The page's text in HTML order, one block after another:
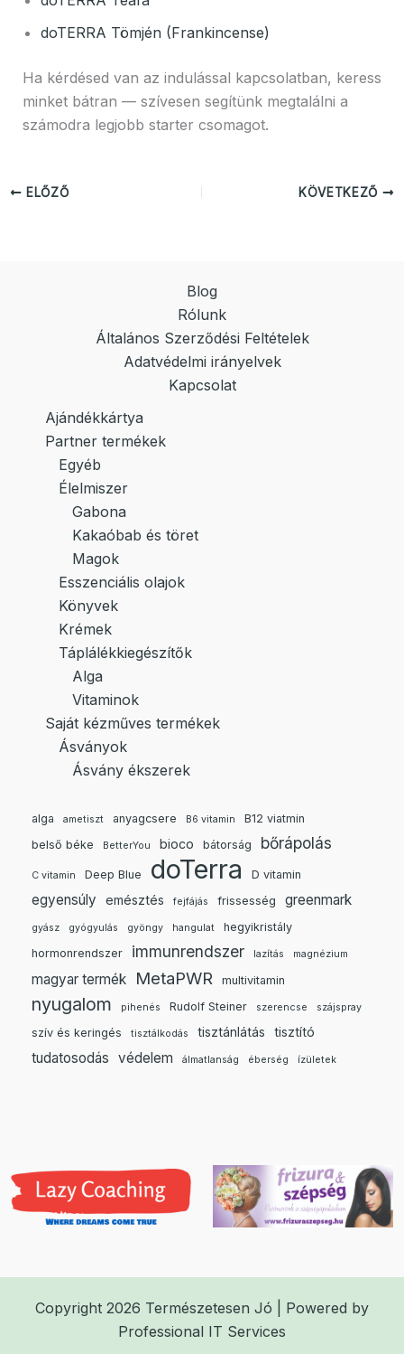
doTERRA Tömjén (Frankincense)
Ha kérdésed van az indulással kapcsolatban, keress
minket bátran — szívesen segítünk megtalálni a
számodra legjobb starter csomagot.
ELŐZŐ KÖVETKEZŐ
Blog
Rólunk
Általános Szerződési Feltételek
Adatvédelmi irányelvek
Kapcsolat
Ajándékkártya
Partner termékek
Egyéb
Élelmiszer
Gabona
Kakaóbab és töret
Magok
Esszenciális olajok
Könyvek
Krémek
Táplálékkiegészítők
Alga
Vitaminok
Saját kézműves termékek
Ásványok
Ásvány ékszerek
alga ametiszt anyagcsere B6 vitamin
B12 viatmin
belső béke
BetterYou bioco bátorság bőrápolás
C vitamin Deep Blue doTerra D vitamin
egyensúly emésztés fejfájás frissesség greenmark
gyász gyógyulás gyöngy hangulat
hegyikristály
hormonrendszer
immunrendszer lazítás magnézium
magyar termék MetaPWR multivitamin
nyugalom pihenés Rudolf Steiner szerencse szájspray
szív és keringés tisztálkodás tisztánlátás tisztító
tudatosodás védelem álmatlanság éberség ízületek
Copyright 2026 Természetesen Jó | Powered by
Professional IT Services